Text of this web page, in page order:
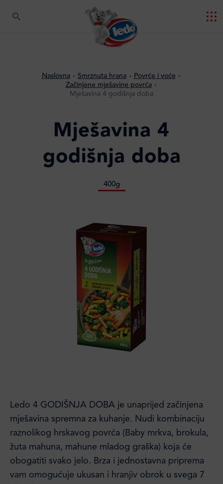
Naslovna Smrznuta hrana
Povrće i voće
Začinjene mješavine povrća
Mješavina 4 godišnja doba
Mješavina 4
godišnja doba
400g
Ledo 4 GODIŠNJA DOBA je unaprijed začinjena
mješavina spremna za kuhanje. Nudi kombinaciju
raznolikog hrskavog povrća (Baby mrkva, brokula,
žuta mahuna, mahune mladog graška) koja će
obogatiti svako jelo. Brza i jednostavna priprema
vam omogućuje ukusan i hranjiv obrok u svega 7